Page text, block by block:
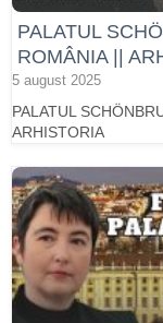
PALATUL
ROMÂNIA ||
5 august 2025
PALATUL
ARHISTORIA